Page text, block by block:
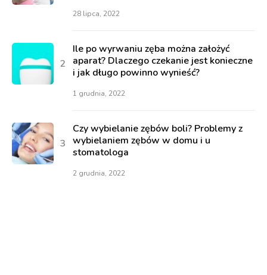
28 lipca, 2022
Ile po wyrwaniu zęba można założyć
aparat? Dlaczego czekanie jest konieczne
i jak długo powinno wynieść?
1 grudnia, 2022
Czy wybielanie zębów boli? Problemy z
wybielaniem zębów w domu i u
stomatologa
2 grudnia, 2022